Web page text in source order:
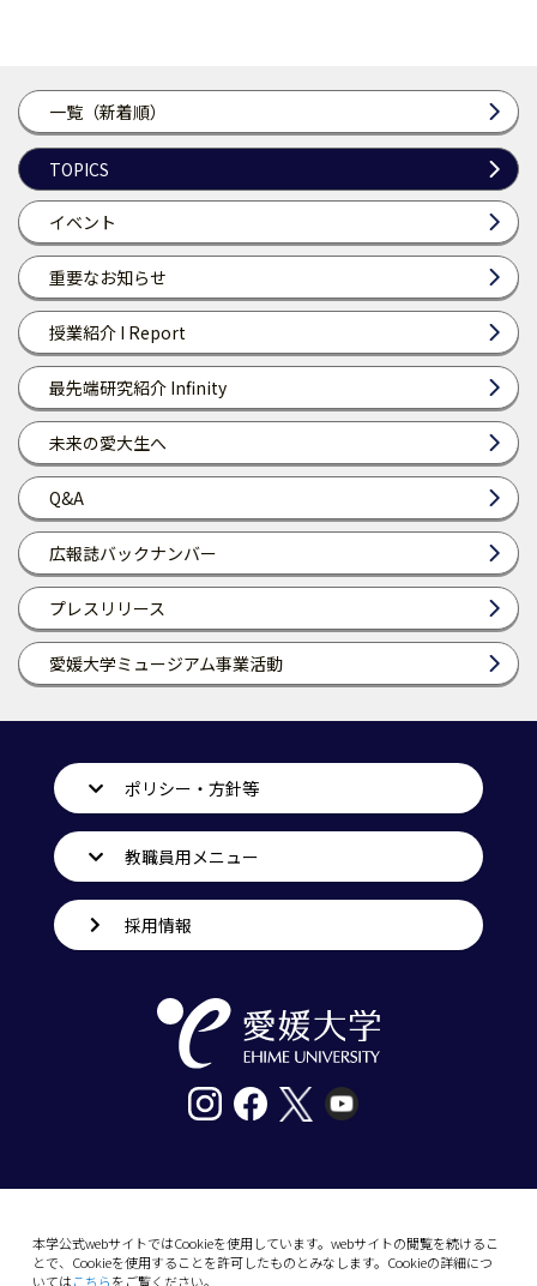
一覧（新着順）
TOPICS
イベント
重要なお知らせ
授業紹介 I Report
最先端研究紹介 Infinity
未来の愛大生へ
Q&A
広報誌バックナンバー
プレスリリース
愛媛大学ミュージアム事業活動
本学公式webサイトではCookieを使用しています。webサイトの閲覧を続けるこ
とで、Cookieを使用することを許可したものとみなします。Cookieの詳細につ
いてはこちらをご覧ください。
ポリシー・方針等
教職員用メニュー
採用情報
10-13 Dogo-Himata, Matsuyama, Ehime 790-